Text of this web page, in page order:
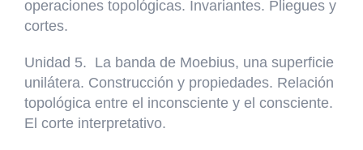
operaciones topológicas. Invariantes. Pliegues y
cortes.
Unidad 5. La banda de Moebius, una superficie
unilátera. Construcción y propiedades. Relación
topológica entre el inconsciente y el consciente.
El corte interpretativo.